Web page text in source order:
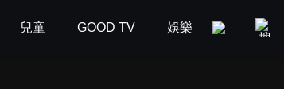
兒童 GOOD TV 娛樂 美食旅遊